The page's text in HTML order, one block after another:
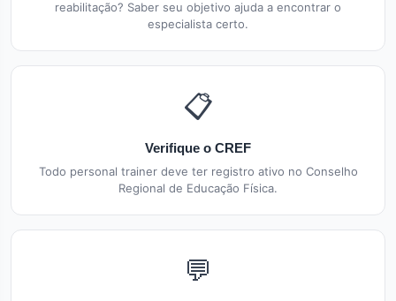
reabilitação? Saber seu objetivo ajuda a encontrar o
especialista certo.
📋
Verifique o CREF
Todo personal trainer deve ter registro ativo no Conselho
Regional de Educação Física.
💬